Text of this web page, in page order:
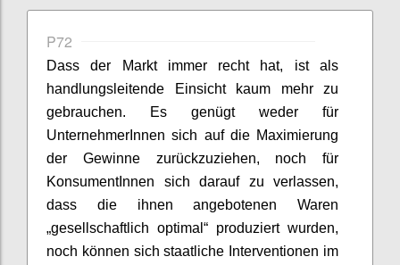
P72
Dass der Markt immer recht hat, ist als
handlungsleitende Einsicht kaum mehr zu
gebrauchen. Es genügt weder für
UnternehmerInnen sich auf die Maximierung
der Gewinne zurückzuziehen, noch für
KonsumentInnen sich darauf zu verlassen,
dass die ihnen angebotenen Waren
„gesellschaftlich optimal“ produziert wurden,
noch können sich staatliche Interventionen im